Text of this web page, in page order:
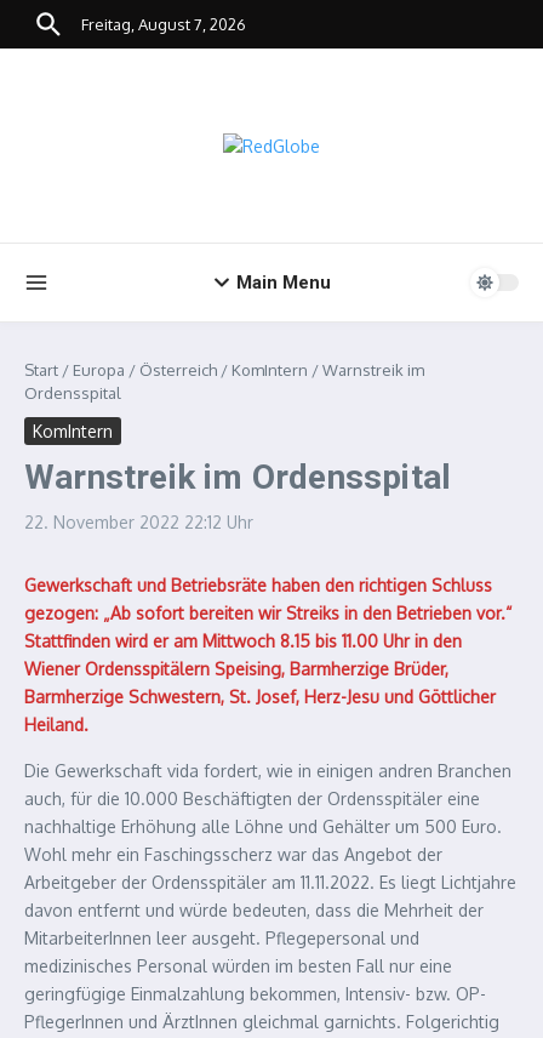
Zum Inhalt springen
Freitag, August 7, 2026
Main Menu
Start / Europa / Österreich / KomIntern /Warnstreik im
Ordensspital
KomIntern
Warnstreik im Ordensspital
22. November 2022 22:12 Uhr
Gewerkschaft und Betriebsräte haben den richtigen Schluss
gezogen: „Ab sofort bereiten wir Streiks in den Betrieben vor.“
Stattfinden wird er am Mittwoch 8.15 bis 11.00 Uhr in den
Wiener Ordensspitälern Speising, Barmherzige Brüder,
Barmherzige Schwestern, St. Josef, Herz-Jesu und Göttlicher
Heiland.
Die Gewerkschaft vida fordert, wie in einigen andren Branchen
auch, für die 10.000 Beschäftigten der Ordensspitäler eine
nachhaltige Erhöhung alle Löhne und Gehälter um 500 Euro.
Wohl mehr ein Faschingsscherz war das Angebot der
Arbeitgeber der Ordensspitäler am 11.11.2022. Es liegt Lichtjahre
davon entfernt und würde bedeuten, dass die Mehrheit der
MitarbeiterInnen leer ausgeht. Pflegepersonal und
medizinisches Personal würden im besten Fall nur eine
geringfügige Einmalzahlung bekommen, Intensiv- bzw. OP-
PflegerInnen und ÄrztInnen gleichmal garnichts. Folgerichtig